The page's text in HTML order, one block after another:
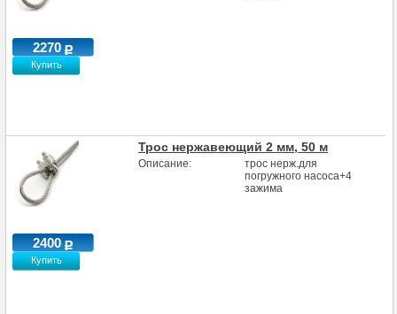
2270
Купить
Трос нержавеющий 2 мм, 50 м
Описание:
трос нерж.для
погружного насоса+4
зажима
2400
Купить